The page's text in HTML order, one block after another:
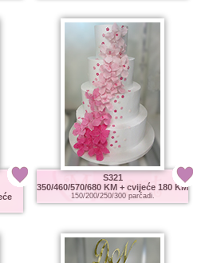
S321
350/460/570/680 KM + cvijeće 180 KM
150/200/250/300 parčadi.